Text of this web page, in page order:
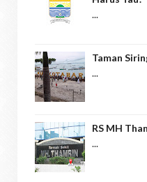
...
Taman
...
RS MH
...